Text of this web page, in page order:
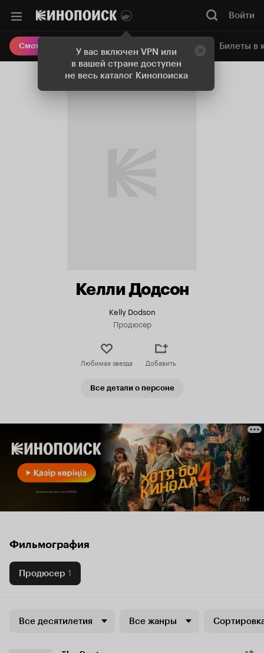
У вас включен VPN или
в вашей стране доступен
не весь каталог Кинопоиска
Войти
Смотреть кино Онлайн-кинотеатр Билеты в
Келли Додсон
Kelly Dodson
Продюсер
Любимая звезда Добавить
Все детали о персоне
Фильмография
Продюсер 1
Все десятилетия Все жанры